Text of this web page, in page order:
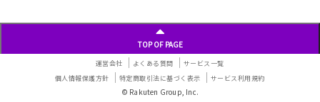
TOP OF PAGE
運営会社 よくある質問
サービス一覧
個人情報保護方針
特定商取引法に基づく表示 サービス利用規約
© Rakuten Group, Inc.